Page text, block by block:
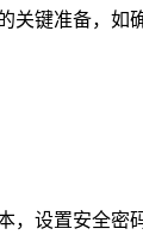
键准备，
，设置安全密